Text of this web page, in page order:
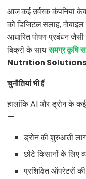
आज कई उर्वरक कंपनियां
को डिजिटल सलाह, मोबाइल
आधारित पोषण प्रबंधन जैसी
बिक्री के साथसमग्र कृषि
Nutrition
चुनौतियां भी हैं
हालांकि AI और ड्रोन के
—
ड्रोन की शुरुआती
छोटे किसानों के लिए
प्रशिक्षित ऑपरेटरों